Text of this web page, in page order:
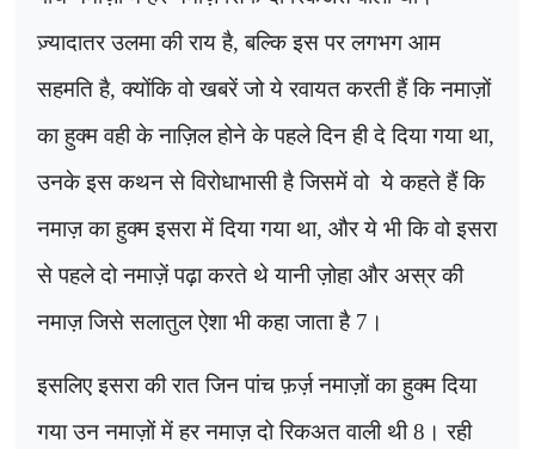
ज़्यादातर उलमा की राय है,बल्कि इस पर लगभग आम
सहमति है,क्योंकि वो खबरें जो ये रवायत करती हैं कि नमाज़ों
का हुक्म वही के नाज़िल होने के पहले दिन ही दे दिया गया था,
उनके इस कथन से विरोधाभासी है जिसमें वो ये कहते हैं कि
नमाज़ का हुक्म इसरा में दिया गया था, और ये भी कि वो इसरा
से पहले दो नमाज़ें पढ़ा करते थे यानी ज़ोहा और अस्र की
नमाज़ जिसे सलातुल ऐशा भी कहा जाता है 7 ।
इसलिए इसरा की रात जिन पांच फ़र्ज़ नमाज़ों का हुक्म दिया
गया उन नमाज़ों में हर नमाज़ दो रिकअत वाली थी8 । रही